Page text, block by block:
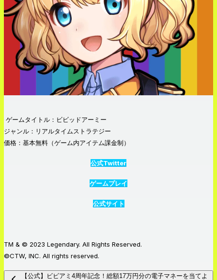
ゲームタイトル：ビビッドアーミー
ジャンル：リアルタイムストラテジー
価格：基本無料（ゲーム内アイテム課金制）
公式Twitter
ゲームプレイ
公式サイト
TM & © 2023 Legendary. All Rights Reserved.
©CTW, INC. All rights reserved.
【公式】ビビアミ4周年記念！総額17万円分の電子マネーを当てよ